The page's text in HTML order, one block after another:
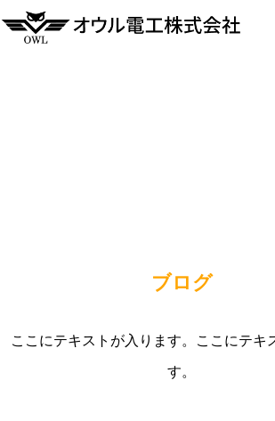
ブログ
ここにテキストが入ります。ここにテキ
す。